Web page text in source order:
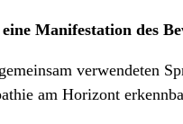
Manifestation des
verwendeten
am Horizont